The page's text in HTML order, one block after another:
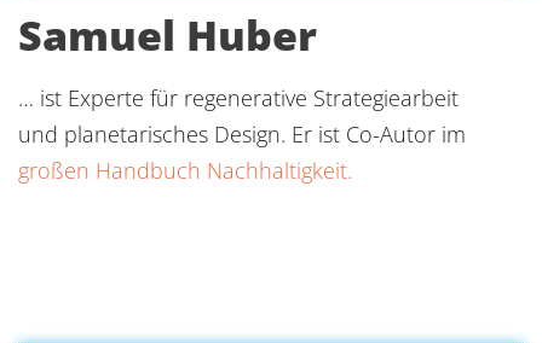
Samuel Huber
… ist Experte für regenerative Strategiearbeit
und planetarisches Design. Er ist Co-Autor im
großen Handbuch Nachhaltigkeit.